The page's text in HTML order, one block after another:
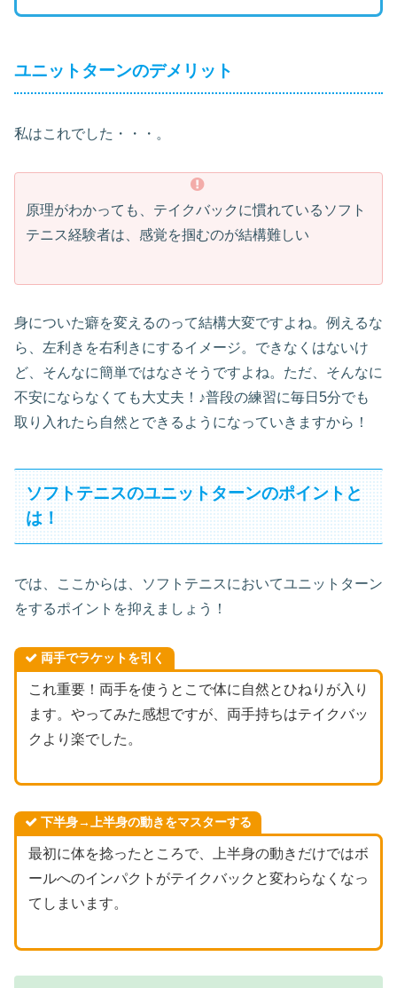
ユニットターンのデメリット
私はこれでした・・・。
原理がわかっても、テイクバックに慣れているソフト
テニス経験者は、感覚を掴むのが結構難しい
身についた癖を変えるのって結構大変ですよね。例えるな
ら、左利きを右利きにするイメージ。できなくはないけ
ど、そんなに簡単ではなさそうですよね。ただ、そんなに
不安にならなくても大丈夫！♪普段の練習に毎日5分でも
取り入れたら自然とできるようになっていきますから！
ソフトテニスのユニットターンのポイントと
は！
では、ここからは、ソフトテニスにおいてユニットターン
をするポイントを抑えましょう！
両手でラケットを引く
これ重要！両手を使うとこで体に自然とひねりが入り
ます。やってみた感想ですが、両手持ちはテイクバッ
クより楽でした。
下半身→上半身の動きをマスターする
最初に体を捻ったところで、上半身の動きだけではボ
ールへのインパクトがテイクバックと変わらなくなっ
てしまいます。